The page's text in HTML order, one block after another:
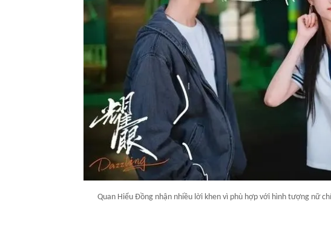
Quan Hiểu Đồng nhận nhiều lời khen vì phù hợp với hình tượng nữ